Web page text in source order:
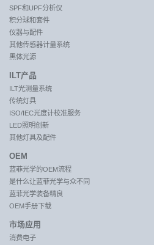
SPF和UPF分析仪
积分球和套件
仪器与配件
其他传感器计量系统
黑体光源
ILT产品
ILT光测量系统
传统灯具
ISO/IEC光度计校准服务
LED照明创新
其他灯具及配件
OEM
蓝菲光学的OEM流程
是什么让蓝菲光学与众不同
蓝菲光学装备精良
OEM手册下载
市场应用
消费电子